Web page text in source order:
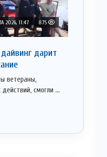
2026, 11:47 875
дарит
ветераны,
смогли ...